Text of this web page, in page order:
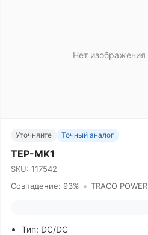
Нет изображения
Уточняйте Точный аналог
TEP-MK1
SKU: 117542
Совпадение: 93% • TRACO POWER
Тип: DC/DC